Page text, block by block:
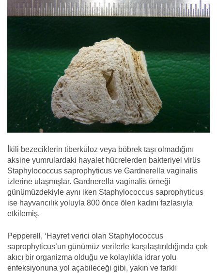
İkili bezeciklerin tiberküloz veya böbrek taşı olmadığını
aksine yumrulardaki hayalet hücrelerden bakteriyel virüs
Staphylococcus saprophyticus ve Gardnerella vaginalis
izlerine ulaşmışlar. Gardnerella vaginalis örneği
günümüzdekiyle aynı iken Staphylococcus saprophyticus
ise hayvancılık yoluyla 800 önce ölen kadını fazlasıyla
etkilemiş.
Pepperell, ‘Hayret verici olan Staphylococcus
saprophyticus’un günümüz verilerle karşılaştırıldığında çok
akıcı bir organizma olduğu ve kolaylıkla idrar yolu
enfeksiyonuna yol açabileceği gibi, yakın ve farklı